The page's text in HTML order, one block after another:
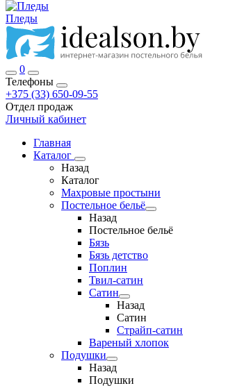
Пледы
0
Телефоны
+375 (33) 650-09-55
Отдел продаж
Личный кабинет
Главная
Каталог
Назад
Каталог
Махровые простыни
Постельное бельё
Назад
Постельное бельё
Бязь
Бязь детство
Поплин
Твил-сатин
Сатин
Назад
Сатин
Страйп-сатин
Вареный хлопок
Подушки
Назад
Подушки